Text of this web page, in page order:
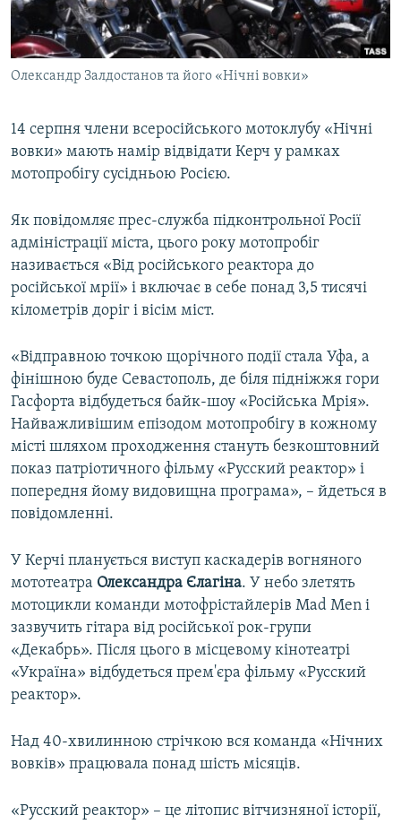
ВІДЕОУРОКИ «ELIFBE»
СВІДЧЕННЯ ОКУПАЦІЇ
УКРАЇНСЬКА ПРОБЛЕМА КРИМУ
Русский
Qırımtatar
Олександр Залдостанов та його «Нічні вовки»
14 серпня члени всеросійського мотоклубу «Нічні
вовки» мають намір відвідати Керч у рамках
мотопробігу сусідньою Росією.
Як повідомляє прес-служба підконтрольної Росії
адміністрації міста, цього року мотопробіг
називається «Від російського реактора до
російської мрії» і включає в себе понад 3,5 тисячі
кілометрів доріг і вісім міст.
«Відправною точкою щорічного події стала Уфа, а
фінішною буде Севастополь, де біля підніжжя гори
Гасфорта відбудеться байк-шоу «Російська Мрія».
Найважливішим епізодом мотопробігу в кожному
місті шляхом проходження стануть безкоштовний
показ патріотичного фільму «Русский реактор» і
попередня йому видовищна програма», – йдеться в
повідомленні.
У Керчі планується виступ каскадерів вогняного
мототеатра Олександра Єлагіна. У небо злетять
мотоцикли команди мотофрістайлерів Mad Men і
зазвучить гітара від російської рок-групи
«Декабрь». Після цього в місцевому кінотеатрі
«Україна» відбудеться прем'єра фільму «Русский
реактор».
Над 40-хвилинною стрічкою вся команда «Нічних
вовків» працювала понад шість місяців.
«Русский реактор» – це літопис вітчизняної історії,